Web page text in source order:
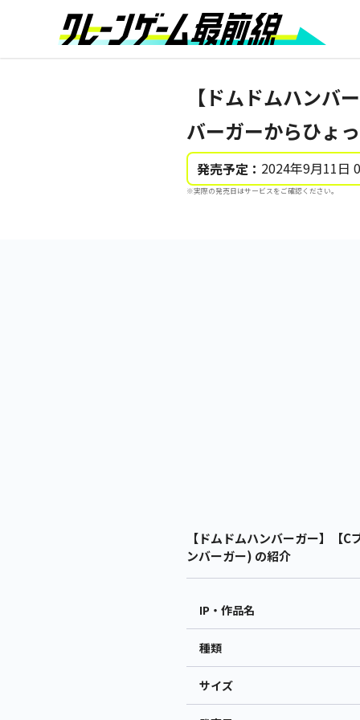
【ドムドムハンバ
バーガーからひょ
発売予定： 2024年9月11日
※実際の発売日はサービスをご確認ください。
【ドムドムハンバーガー】【
ンバーガー) の紹介
IP・作品名
種類
サイズ